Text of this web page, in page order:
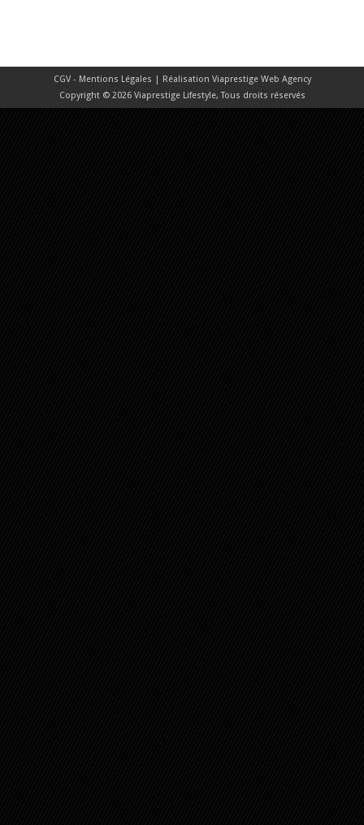
CGV - Mentions Légales | Réalisation Viaprestige Web Agency
Copyright © 2026 Viaprestige Lifestyle, Tous droits réservés